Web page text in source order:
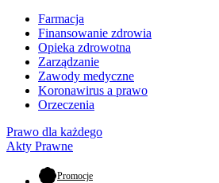
Farmacja
Finansowanie zdrowia
Opieka zdrowotna
Zarządzanie
Zawody medyczne
Koronawirus a prawo
Orzeczenia
Prawo dla każdego
Akty Prawne
Promocje- otwiera się w nowej karcie